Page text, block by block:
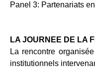
Panel 3: Partenariats
LA JOURNEE DE LA
La rencontre
institutionnels